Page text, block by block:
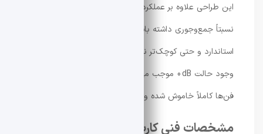
این طراحی علاوه بر عملکرد مناسب، باعث شده کارت ابعاد
نسبتاً جمع‌وجوری داشته باشد و در بسیاری از کیس‌های
استاندارد و حتی کوچک‌تر نیز قابل نصب باشد. همچنین
وجود حالت 0dB موجب می‌شود در زمان کارهای سبک،
فن‌ها کاملاً خاموش شده و نویز سیستم به حداقل برسد.